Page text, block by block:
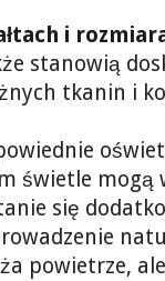
i
stanowią
tkanin i
świetle
się
powietrze,